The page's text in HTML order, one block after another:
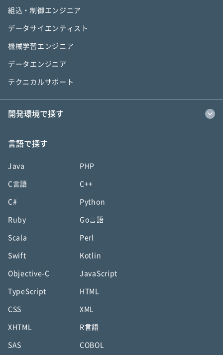
組込・制御エンジニア
データサイエンティスト
機械学習エンジニア
データエンジニア
テクニカルサポート
開発環境で探す
言語で探す
Java PHP
C言語 C++
C# Python
Ruby Go言語
Scala Perl
Swift Kotlin
Objective-C JavaScript
TypeScript HTML
CSS XML
XHTML R言語
SAS COBOL